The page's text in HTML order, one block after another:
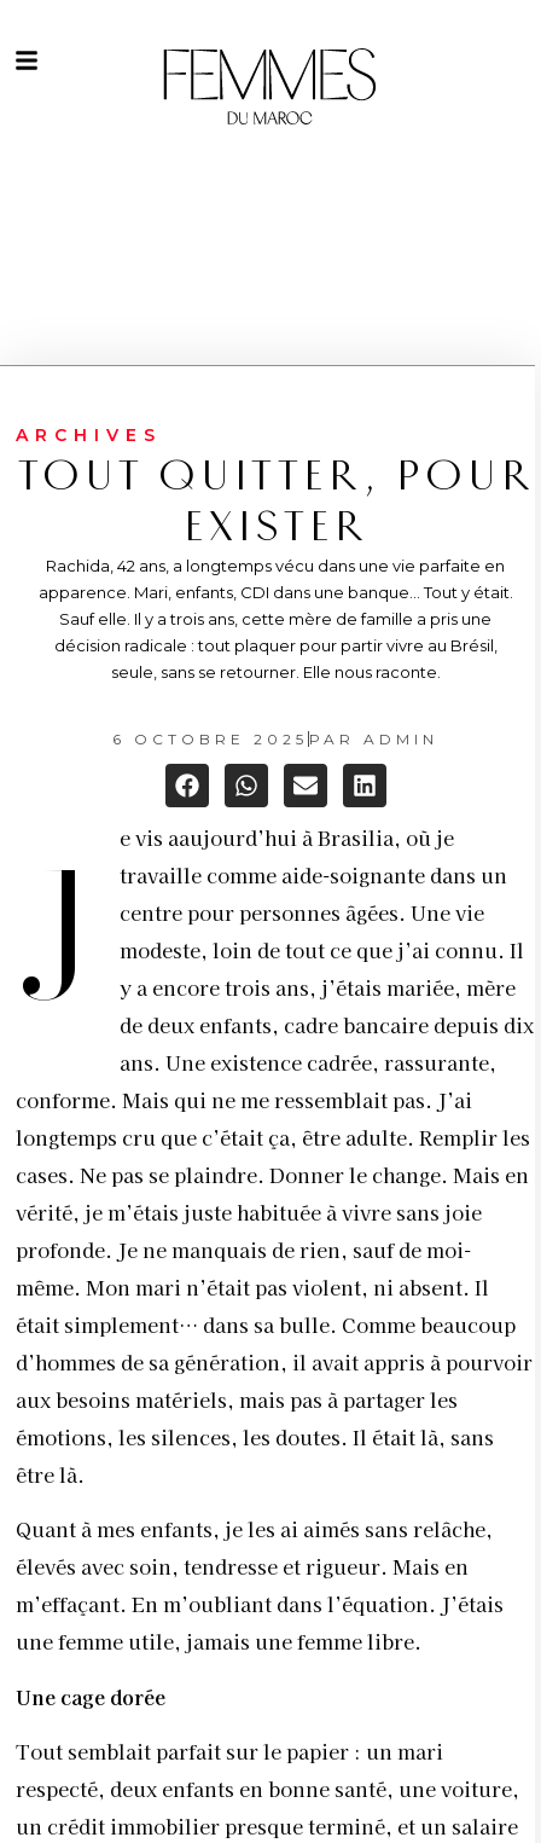
ARCHIVES
TOUT QUITTER, POUR
EXISTER
Rachida, 42 ans, a longtemps vécu dans une vie parfaite en
apparence. Mari, enfants, CDI dans une banque… Tout y était.
Sauf elle. Il y a trois ans, cette mère de famille a pris une
décision radicale : tout plaquer pour partir vivre au Brésil,
seule, sans se retourner. Elle nous raconte.
6 OCTOBRE 2025 PAR ADMIN
J
e vis aaujourd’hui à Brasilia, où je
travaille comme aide-soignante dans un
centre pour personnes âgées. Une vie
modeste, loin de tout ce que j’ai connu. Il
y a encore trois ans, j’étais mariée, mère
de deux enfants, cadre bancaire depuis dix
ans. Une existence cadrée, rassurante,
conforme. Mais qui ne me ressemblait pas. J’ai
longtemps cru que c’était ça, être adulte. Remplir les
cases. Ne pas se plaindre. Donner le change. Mais en
vérité, je m’étais juste habituée à vivre sans joie
profonde. Je ne manquais de rien, sauf de moi-
même. Mon mari n’était pas violent, ni absent. Il
était simplement… dans sa bulle. Comme beaucoup
d’hommes de sa génération, il avait appris à pourvoir
aux besoins matériels, mais pas à partager les
émotions, les silences, les doutes. Il était là, sans
être là.
Quant à mes enfants, je les ai aimés sans relâche,
élevés avec soin, tendresse et rigueur. Mais en
m’effaçant. En m’oubliant dans l’équation. J’étais
une femme utile, jamais une femme libre.
Une cage dorée
Tout semblait parfait sur le papier : un mari
respecté, deux enfants en bonne santé, une voiture,
un crédit immobilier presque terminé, et un salaire